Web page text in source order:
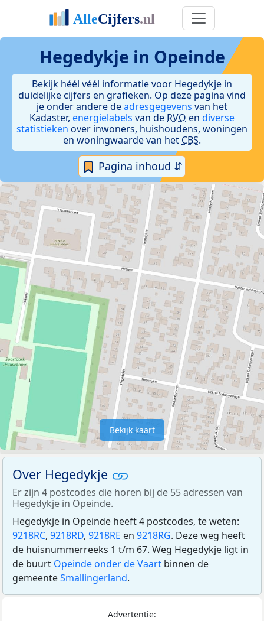
Hegedykje in Opeinde
Bekijk héél véél informatie voor Hegedykje in
duidelijke cijfers en grafieken. Op deze pagina vind
je onder andere deadresgegevens van het
Kadaster, energielabels van de RVO en diverse
statistieken over inwoners, huishoudens, woningen
en woningwaarde van het CBS.
Pagina inhoud ⇵
Bekijk kaart
Over Hegedykje
Er zijn 4 postcodes die horen bij de 55 adressen van
Hegedykje in Opeinde.
Hegedykje in Opeinde heeft 4 postcodes, te weten:
9218RC, 9218RD, 9218RE en 9218RG. Deze weg heeft
de huisnummerreeks 1 t/m 67. Weg Hegedykje ligt in
de buurt Opeinde onder de Vaart binnen de
gemeenteSmallingerland.
Advertentie: